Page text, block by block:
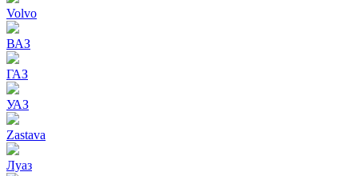
Volvo
ВАЗ
ГАЗ
УАЗ
Zastava
Луаз